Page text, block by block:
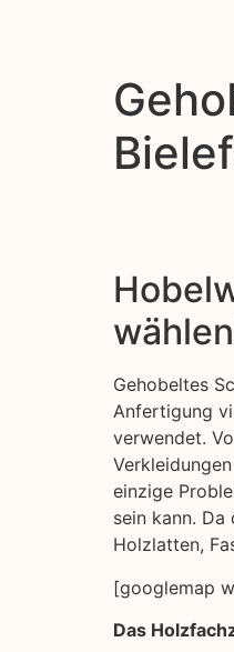
Gehobeltes
Anfertigung
verwendet.
einzige
sein kann.
Holzlatten,
[googlemap
Das